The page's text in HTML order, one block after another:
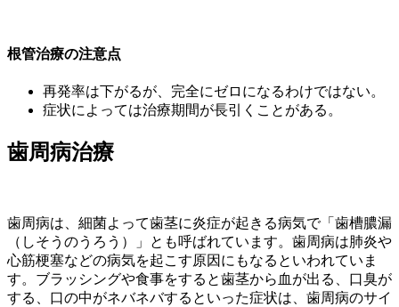
根管治療の注意点
再発率は下がるが、完全にゼロになるわけではない。
症状によっては治療期間が長引くことがある。
歯周病治療
歯周病は、細菌よって歯茎に炎症が起きる病気で「歯槽膿漏
（しそうのうろう）」とも呼ばれています。歯周病は肺炎や
心筋梗塞などの病気を起こす原因にもなるといわれていま
す。ブラッシングや食事をすると歯茎から血が出る、口臭が
する、口の中がネバネバするといった症状は、歯周病のサイ